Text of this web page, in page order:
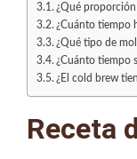
¿Qué proporción
¿Cuánto tiempo
¿Qué tipo de
¿Cuánto tiempo
¿El cold brew
Receta